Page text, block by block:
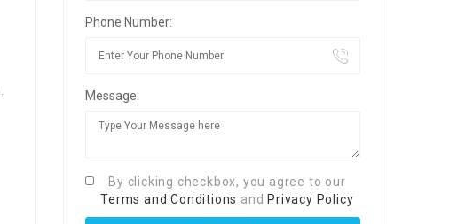
Phone Number:
Message:
By clicking checkbox, you agree to our
Terms and Conditions and Privacy Policy